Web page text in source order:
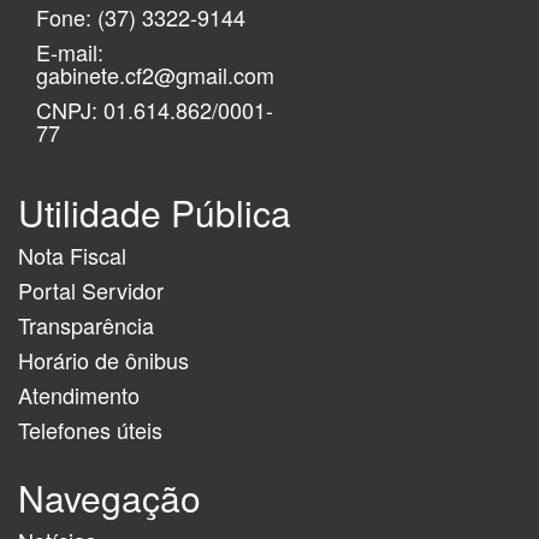
Fone: (37) 3322-9144
E-mail:
gabinete.cf2@gmail.com
CNPJ: 01.614.862/0001-
77
Utilidade Pública
Nota Fiscal
Portal Servidor
Transparência
Horário de ônibus
Atendimento
Telefones úteis
Navegação